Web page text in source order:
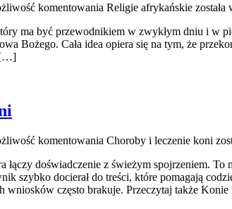
komentowania Religie afrykańskie została
ma być przewodnikiem w zwykłym dniu i w
Bożego. Cała idea opiera się na tym, że
[…]
komentowania Choroby i leczenie koni
doświadczenie z świeżym spojrzeniem. To
szybko docierał do treści, które pomagają
wniosków często brakuje. Przeczytaj także